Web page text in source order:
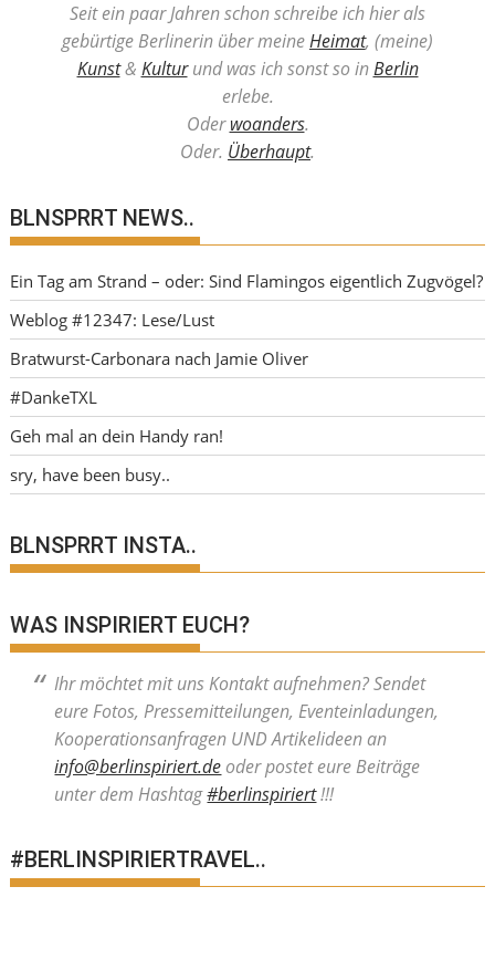
Seit ein paar Jahren schon schreibe ich hier als
gebürtige Berlinerin über meineHeimat, (meine)
Kunst& Kulturund was ich sonst so inBerlin
erlebe.
Oderwoanders.
Oder. Überhaupt.
BLNSPRRT NEWS..
Ein Tag am Strand – oder: Sind Flamingos eigentlich Zugvögel?
Weblog #12347: Lese/Lust
Bratwurst-Carbonara nach Jamie Oliver
#DankeTXL
Geh mal an dein Handy ran!
sry, have been busy..
BLNSPRRT INSTA..
WAS INSPIRIERT EUCH?
Ihr möchtet mit uns Kontakt aufnehmen? Sendet
eure Fotos, Pressemitteilungen, Eventeinladungen,
Kooperationsanfragen UND Artikelideen an
info@berlinspiriert.deoder postet eure Beiträge
unter dem Hashtag#berlinspiriert!!!
#BERLINSPIRIERTRAVEL..